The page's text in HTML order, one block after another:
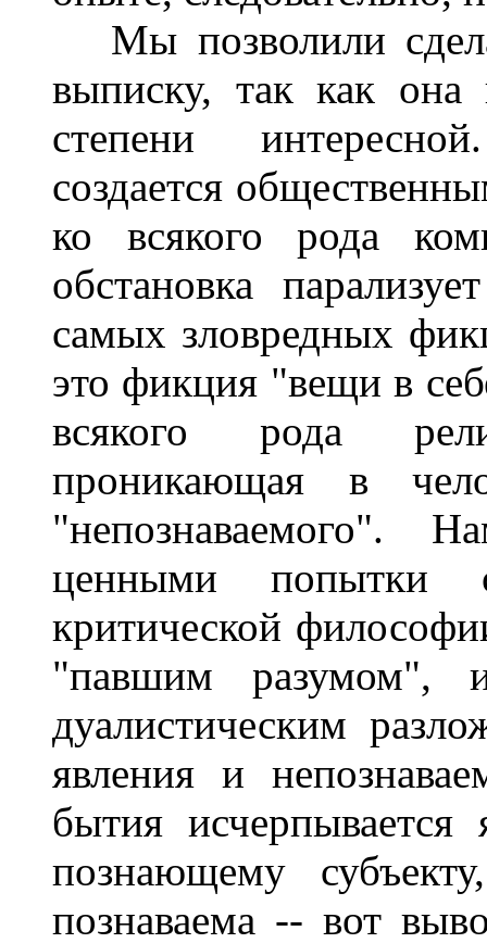
Мы позволили
выписку, так как она
степени
создается
ко всякого рода
обстановка
самых зловредных
это фикция "вещи в
всякого рода
проникающая в
"непознаваемого".
ценными попытки
критической
"павшим разумом",
дуалистическим
явления и
бытия
познающему
познаваема -- вот